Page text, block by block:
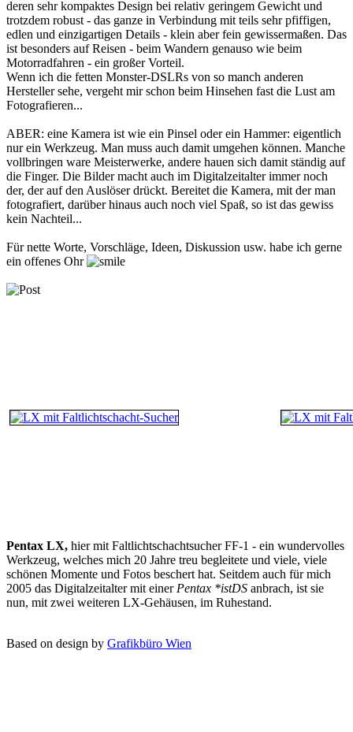
deren sehr kompaktes Design bei relativ geringem Gewicht und
trotzdem robust - das ganze in Verbindung mit teils sehr pfiffigen,
edlen und einzigartigen Details - klein aber fein gewissermaßen. Das
ist besonders auf Reisen - beim Wandern genauso wie beim
Motorradfahren - ein großer Vorteil.
Wenn ich die fetten Monster-DSLRs von so manch anderen
Hersteller sehe, vergeht mir schon beim Hinsehen fast die Lust am
Fotografieren...
ABER: eine Kamera ist wie ein Pinsel oder ein Hammer: eigentlich
nur ein Werkzeug. Man muss auch damit umgehen können. Manche
vollbringen ware Meisterwerke, andere hauen sich damit ständig auf
die Finger. Die Bilder macht auch im Digitalzeitalter immer noch
der, der auf den Auslöser drückt. Bereitet die Kamera, mit der man
fotografiert, darüber hinaus auch noch viel Spaß, so ist das gewiss
kein Nachteil...
Für nette Worte, Vorschläge, Ideen, Diskussion usw. habe ich gerne
ein offenes Ohr
Pentax LX, hier mit Faltlichtschachtsucher FF-1 - ein wundervolles
Werkzeug, welches mich 20 Jahre treu begleitete und viele, viele
schönen Momente und Fotos beschert hat. Seitdem auch für mich
2005 das Digitalzeitalter mit einer Pentax *istDS anbrach, ist sie
nun, mit zwei weiteren LX-Gehäusen, im Ruhestand.
Based on design by Grafikbüro Wien